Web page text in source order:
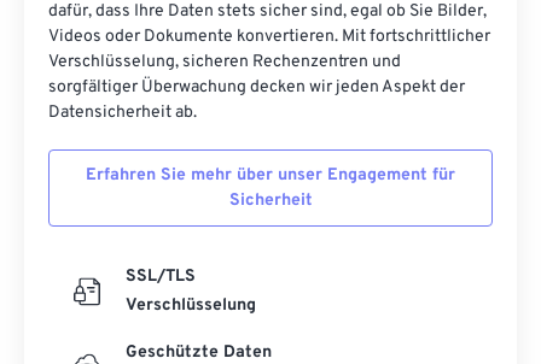
dafür, dass Ihre Daten stets sicher sind, egal ob Sie Bilder,
Videos oder Dokumente konvertieren. Mit fortschrittlicher
Verschlüsselung, sicheren Rechenzentren und
sorgfältiger Überwachung decken wir jeden Aspekt der
Datensicherheit ab.
Erfahren Sie mehr über unser Engagement für
Sicherheit
SSL/TLS
Verschlüsselung
Geschützte Daten